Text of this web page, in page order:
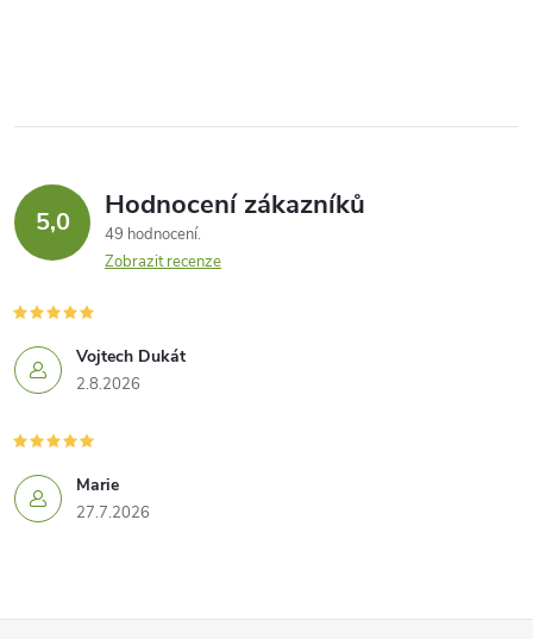
5,0 Hodnocení zákazníků
49 hodnocení
Zobrazit recenze
Vojtech Dukát
2.8.2026
Marie
27.7.2026